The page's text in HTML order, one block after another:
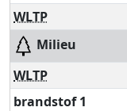
WLTP
Milieu
WLTP
brandstof 1